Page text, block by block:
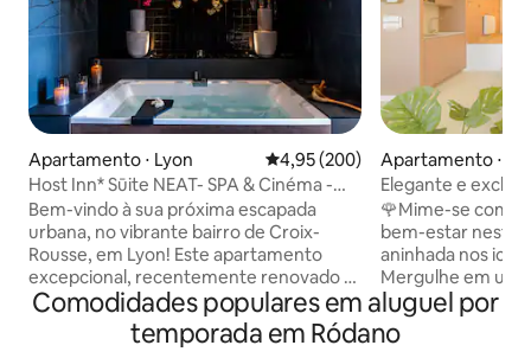
Apartamento ⋅ Lyon 4,95 de uma avaliação média de
4,95 (200)
Host Inn* Sūite NEAT- SPA & Cinéma -
Downtown View
Bem-vindo à sua próxima escapada
urbana, no vibrante bairro de Croix-
Rousse, em Lyon! Este apartamento
excepcional, recentemente renovado e
meticulosamente decorado, abre suas
portas para você ter uma estadia
inesquecível. Vista Mágica de Lyon:
Apartamento ⋅
ire
Elegante e
Saône
🌹Mime-se com
bem-estar nesta
aninhada nos
Mergulhe em um
relaxante, onde
sua estadia.
privativa para um
Comodidades populares em aluguel por
temporada em Ródano